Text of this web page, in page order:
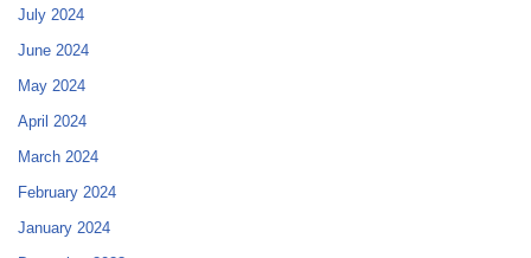
July 2024
June 2024
May 2024
April 2024
March 2024
February 2024
January 2024